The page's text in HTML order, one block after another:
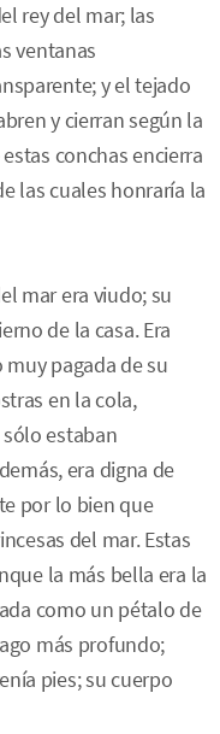
rey del mar; las
ventanas
y el tejado
y cierran según la
conchas encierra
las cuales honraría la
mar era viudo; su
de la casa. Era
pagada de su
en la cola,
estaban
era digna de
por lo bien que
del mar. Estas
la más bella era la
como un pétalo de
más profundo;
pies; su cuerpo